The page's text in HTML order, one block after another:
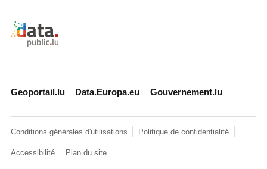
Retour à l'accueil de data.public.lu
Geoportail.lu Data.Europa.eu Gouvernement.lu
Conditions générales d'utilisations Politique de confidentialité
Accessibilité Plan du site